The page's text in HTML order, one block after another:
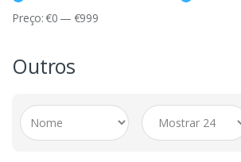
Preço:€0 — €999
Outros